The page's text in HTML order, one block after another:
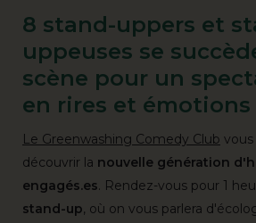
8 stand-uppers et
uppeuses se
scène pour un
en rires et émotions
Le Greenwashing Comedy Club
découvrir la nouvelle génération
engagés.es. Rendez-vous pour 1
stand-up, où on vous parlera